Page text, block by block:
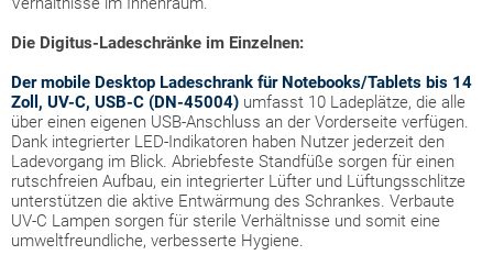
Die Digitus-Ladeschränke im Einzelnen:
Der mobile Desktop Ladeschrank für Notebooks/Tablets bis 14
Zoll, UV-C, USB-C (DN-45004) umfasst 10 Ladeplätze, die alle
über einen eigenen USB-Anschluss an der Vorderseite verfügen.
Dank integrierter LED-Indikatoren haben Nutzer jederzeit den
Ladevorgang im Blick. Abriebfeste Standfüße sorgen für einen
rutschfreien Aufbau, ein integrierter Lüfter und Lüftungsschlitze
unterstützen die aktive Entwärmung des Schrankes. Verbaute
UV-C Lampen sorgen für sterile Verhältnisse und somit eine
umweltfreundliche, verbesserte Hygiene.